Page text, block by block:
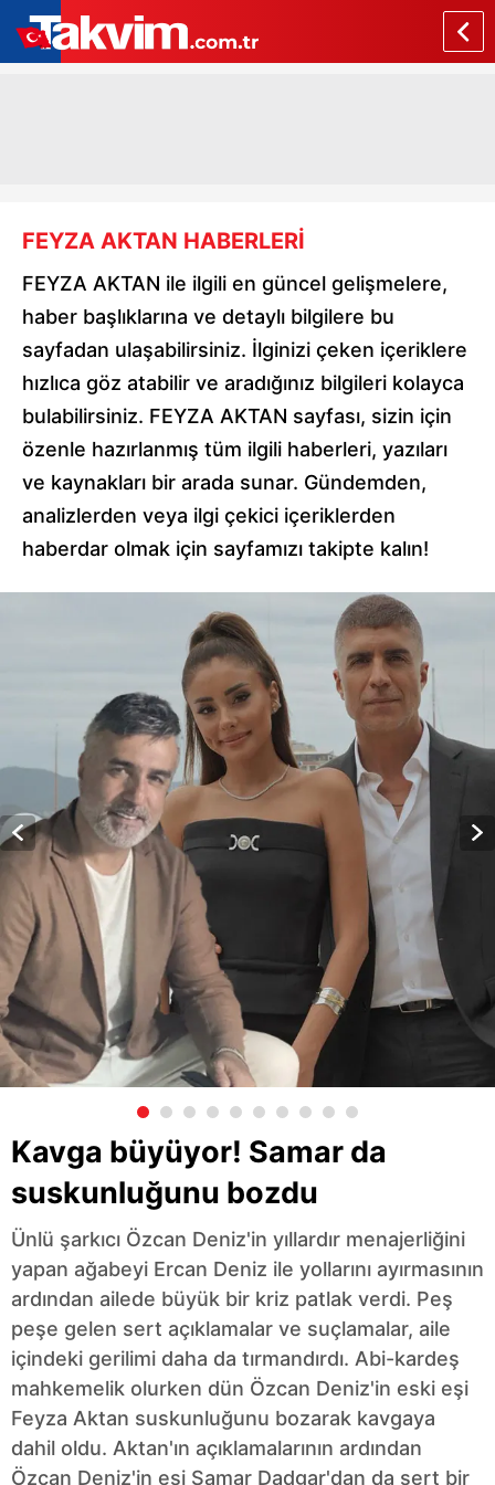
FEYZA AKTAN HABERLERİ
FEYZA AKTAN ile ilgili en güncel gelişmelere,
haber başlıklarına ve detaylı bilgilere bu
sayfadan ulaşabilirsiniz. İlginizi çeken içeriklere
hızlıca göz atabilir ve aradığınız bilgileri kolayca
bulabilirsiniz. FEYZA AKTAN sayfası, sizin için
özenle hazırlanmış tüm ilgili haberleri, yazıları
ve kaynakları bir arada sunar. Gündemden,
analizlerden veya ilgi çekici içeriklerden
haberdar olmak için sayfamızı takipte kalın!
Kavga büyüyor! Samar da
suskunluğunu bozdu
Ünlü şarkıcı Özcan Deniz'in yıllardır menajerliğini
yapan ağabeyi Ercan Deniz ile yollarını ayırmasının
ardından ailede büyük bir kriz patlak verdi. Peş
peşe gelen sert açıklamalar ve suçlamalar, aile
içindeki gerilimi daha da tırmandırdı. Abi-kardeş
mahkemelik olurken dün Özcan Deniz'in eski eşi
Feyza Aktan suskunluğunu bozarak kavgaya
dahil oldu. Aktan'ın açıklamalarının ardından
Özcan Deniz'in eşi Samar Dadgar'dan da sert bir